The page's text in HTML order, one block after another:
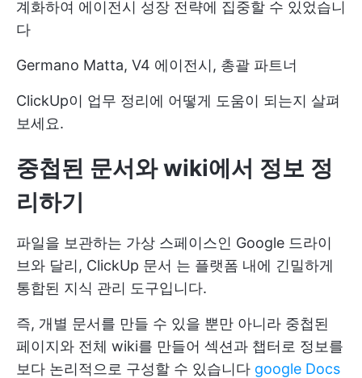
계화하여 에이전시 성장 전략에 집중할 수 있었습니
다
Germano Matta, V4 에이전시, 총괄 파트너
ClickUp이 업무 정리에 어떻게 도움이 되는지 살펴
보세요.
중첩된 문서와 wiki에서 정보 정
리하기
파일을 보관하는 가상 스페이스인 Google 드라이
브와 달리, ClickUp 문서 는 플랫폼 내에 긴밀하게
통합된 지식 관리 도구입니다.
즉, 개별 문서를 만들 수 있을 뿐만 아니라 중첩된
페이지와 전체 wiki를 만들어 섹션과 챕터로 정보를
보다 논리적으로 구성할 수 있습니다 google Docs